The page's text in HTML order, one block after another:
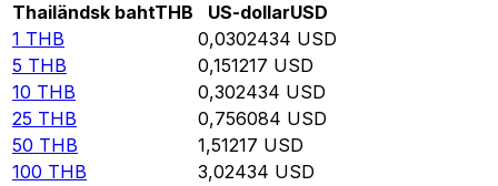
Thailändsk bahtTHB US-dollarUSD
1 THB 0,0302434 USD
5 THB 0,151217 USD
10 THB 0,302434 USD
25 THB 0,756084 USD
50 THB 1,51217 USD
100 THB 3,02434 USD